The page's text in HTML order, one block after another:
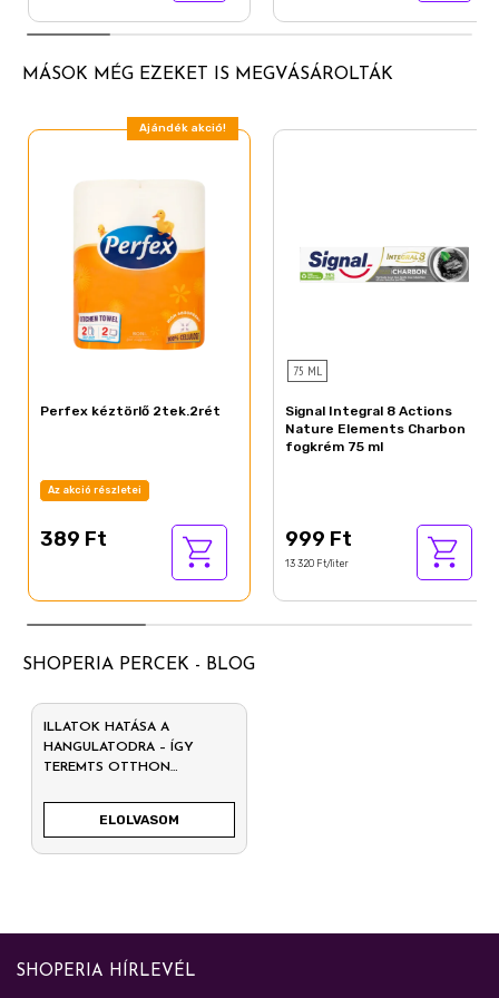
MÁSOK MÉG EZEKET IS MEGVÁSÁROLTÁK
Ajándék akció!
Perfex kéztörlő 2tek.2rét
Az akció részletei
389 Ft
75 ML
Signal Integral 8 Actions
Nature Elements Charbon
fogkrém 75 ml
999 Ft
13 320 Ft/liter
SHOPERIA PERCEK - BLOG
ILLATOK HATÁSA A
HANGULATODRA – ÍGY
TEREMTS OTTHON
ELOLVASOM
SHOPERIA HÍRLEVÉL